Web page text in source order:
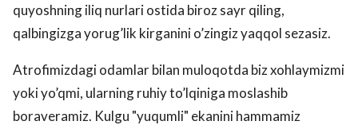
quyoshning iliq nurlari ostida biroz sayr qiling,
qalbingizga yorug’lik kirganini o’zingiz yaqqol sezasiz.
Atrofimizdagi odamlar bilan muloqotda biz xohlaymizmi
yoki yo’qmi, ularning ruhiy to’lqiniga moslashib
boraveramiz. Kulgu "yuqumli" ekanini hammamiz